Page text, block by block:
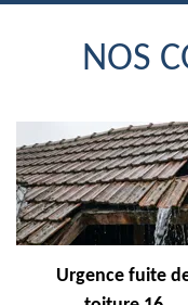
NOS
Urgence fuite